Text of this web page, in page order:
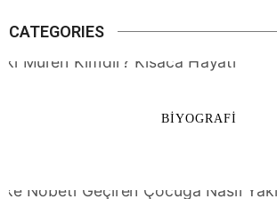
CATEGORIES
BIYOGRAFI